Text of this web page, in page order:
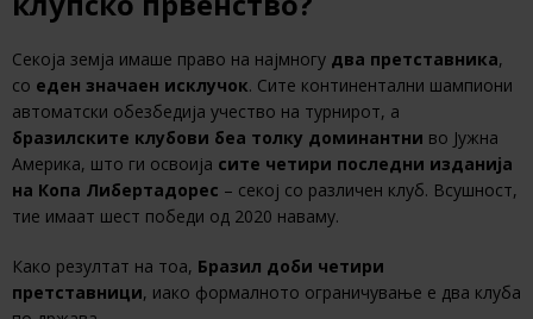
Секоја земја имаше право на најмногу два претставника,
со еден значаен исклучок. Сите континентални шампиони
автоматски обезбедија учество на турнирот, а
бразилските клубови беа толку доминантни во Јужна
Америка, што ги освоија сите четири последни изданија
на Копа Либертадорес – секој со различен клуб. Всушност,
тие имаат шест победи од 2020 наваму.
Како резултат на тоа, Бразил доби четири
претставници, иако формалното ограничување е два клуба